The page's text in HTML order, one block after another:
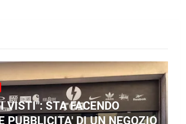
VISTI": STA FACENDO
PUBBLICITA' DI UN NEGOZIO